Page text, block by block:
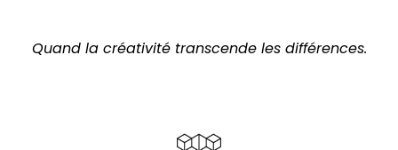
Quand la créativité transcende les différences.